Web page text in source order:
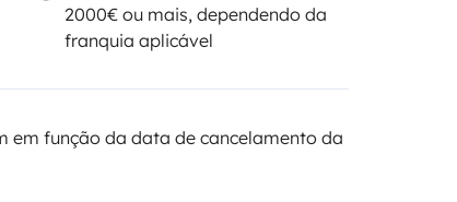
2000€ ou mais, dependendo da
franquia aplicável
em função da data de cancelamento da